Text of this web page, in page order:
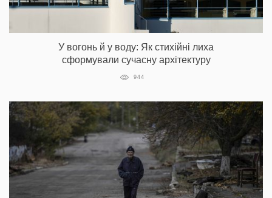
У вогонь й у воду: Як стихійні лиха
сформували сучасну архітектуру
944